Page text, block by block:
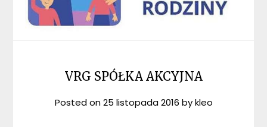
VRG SPÓŁKA AKCYJNA
Posted on25 listopada 2016 bykleo